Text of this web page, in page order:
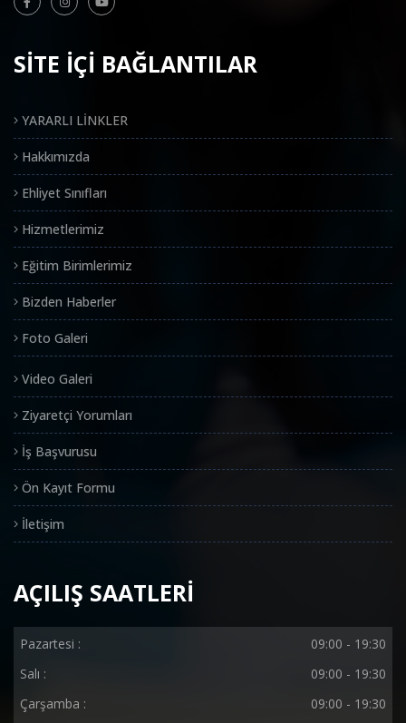
SİTE İÇİ BAĞLANTILAR
YARARLI LİNKLER
Hakkımızda
Ehliyet Sınıfları
Hizmetlerimiz
Eğitim Birimlerimiz
Bizden Haberler
Foto Galeri
Video Galeri
Ziyaretçi Yorumları
İş Başvurusu
Ön Kayıt Formu
İletişim
AÇILIŞ SAATLERİ
Pazartesi :
09:00 - 19:30
Salı :
09:00 - 19:30
Çarşamba :
09:00 - 19:30